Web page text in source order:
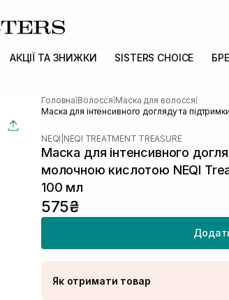
АКЦІЇ ТА ЗНИЖКИ SISTERS CHOICE
Головна Волосся Маска для волосся
Маска для інтенсивного догляду та
NEQI NEQI TREATMENT TREASURE
Маска для інтенсивного
молочною кислотою NEQI
100 мл
575₴
Як отримати товар